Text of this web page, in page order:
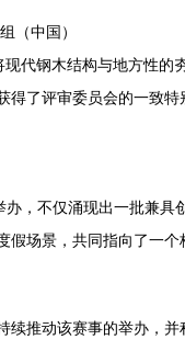
（中国）
代钢木结构与地方性
了评审委员会的一致特
办，不仅涌现出一批兼
假场景，共同指向了一
续推动该赛事的举办，